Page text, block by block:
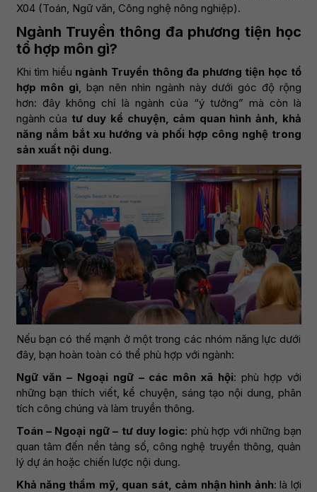
X04 (Toán, Ngữ văn, Công nghệ nông nghiệp).
Ngành Truyền thông đa phương tiện học
tổ hợp môn gì?
Khi tìm hiểu ngành Truyền thông đa phương tiện học tổ
hợp môn gì, bạn nên nhìn ngành này dưới góc độ rộng
hơn: đây không chỉ là ngành của “ý tưởng” mà còn là
ngành của tư duy kể chuyện, cảm quan hình ảnh, khả
năng nắm bắt xu hướng và phối hợp công nghệ trong
sản xuất nội dung.
Nếu bạn có thế mạnh ở một trong các nhóm năng lực dưới
đây, bạn hoàn toàn có thể phù hợp với ngành:
Ngữ văn – Ngoại ngữ – các môn xã hội: phù hợp với
những bạn thích viết, kể chuyện, sáng tạo nội dung, phân
tích công chúng và làm truyền thông.
Toán – Ngoại ngữ – tư duy logic: phù hợp với những bạn
quan tâm đến nền tảng số, công nghệ truyền thông, quản
lý dự án hoặc chiến lược nội dung.
Khả năng thẩm mỹ, quan sát, cảm nhận hình ảnh: là lợi